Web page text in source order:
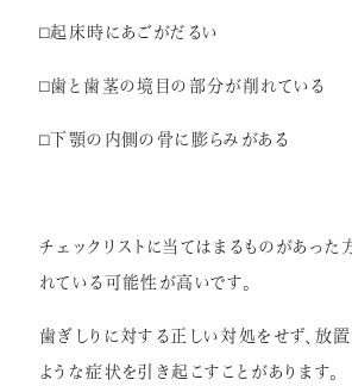
⬜︎起床時にあごがだるい
⬜︎歯と歯茎の境目の部分が削れている
⬜︎下顎の内側の骨に膨らみがある
チェックリストに当てはまるものがあった
れている可能性が高いです。
歯ぎしりに対する正しい対処をせず、放置
ような症状を引き起こすことがあります。